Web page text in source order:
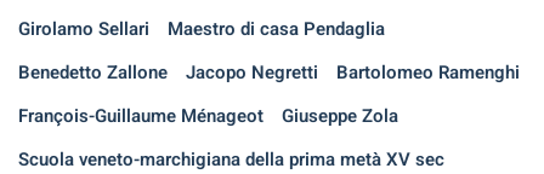
Girolamo Sellari
Maestro di casa Pendaglia
Benedetto Zallone
Jacopo Negretti
Bartolomeo Ramenghi
François-Guillaume Ménageot
Giuseppe Zola
Scuola veneto-marchigiana della prima metà XV sec